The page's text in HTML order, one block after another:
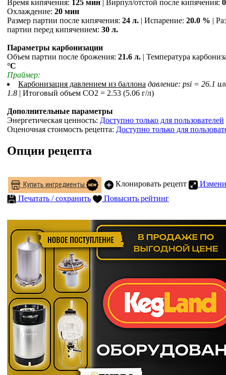
Время кипячения: 125 мин | Вирпул/отстой после кипячения:
Охлаждение: 20 мин
Размер партии после кипячения: 24 л. | Испарение: 20.0 % |
партии перед кипячением: 30 л.
Параметры карбонизации
Объем партии после брожения: 21.6 л. | Температура
°С
Праймер:
Карбонизация давлением из баллона давление: psi = 26.1
1.8 | Итоговый объем СO2 = 2.53 (5.06 г/л)
Дополнительные параметры
Энергетическая ценность: Доступно только для пользователей
Оценочная стоимость рецепта: Доступно только для
Опции рецепта
Купить ингредиенты Клонировать рецепт
Печатать / сохранить
Повысить рейтинг